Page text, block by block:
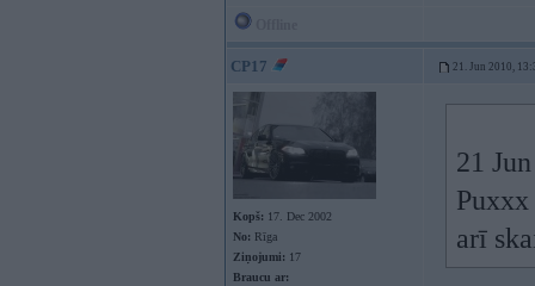
CP17 21. Jun 2010,
Kopš: 17. Dec 2002
No: Rīga
Ziņojumi: 17
Braucu ar:
21
arī